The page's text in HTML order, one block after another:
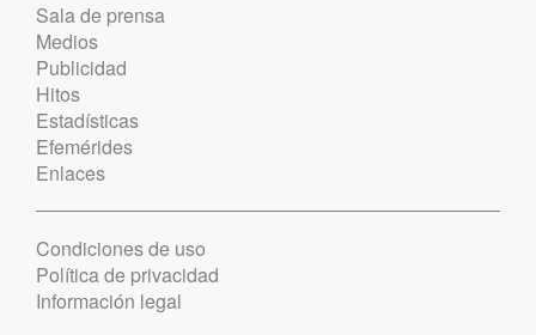
Sala de prensa
Medios
Publicidad
Hitos
Estadísticas
Efemérides
Enlaces
Condiciones de uso
Política de privacidad
Información legal